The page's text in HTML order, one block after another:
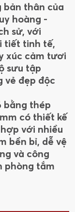
bản thân của
hoàng -
sử, với
tiết tinh tế,
xúc cảm tươi
sưu tập
vẻ đẹp độc
bằng thép
có thiết kế
với nhiều
bền bỉ, dễ vệ
và công
phòng tắm